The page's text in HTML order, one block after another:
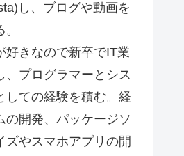
し、ブログや動画を
好きなので新卒でIT業
、プログラマーとシス
しての経験を積む。経
の開発、パッケージソ
ズやスマホアプリの開